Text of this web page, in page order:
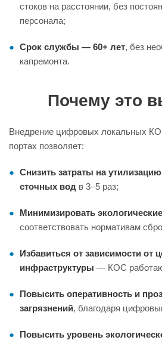
стоков на расстоянии, без
персонала;
Срок службы — 60+ лет, без
капремонта.
Почему это
Внедрение цифровых локальных
портах позволяет:
Снизить затраты на
сточных вод в 3–5 раз;
Минимизировать
соответствовать нормативам
Избавиться от зависимости от
инфраструктуры — КОС
Повысить оперативность и
загрязнений, благодаря
Повысить уровень